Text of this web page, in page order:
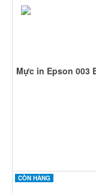
Mực in Epson 003
CÒN HÀNG